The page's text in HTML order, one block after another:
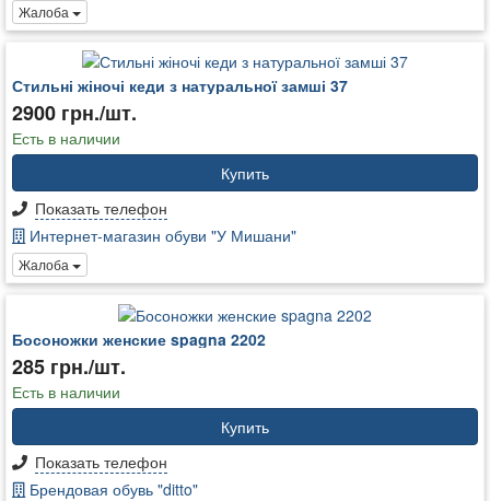
Жалоба
Стильні жіночі кеди з натуральної замші 37
2900 грн./шт.
Есть в наличии
Купить
Показать телефон
Интернет-магазин обуви "У Мишани"
Жалоба
Босоножки женские spagna 2202
285 грн./шт.
Есть в наличии
Купить
Показать телефон
Брендовая обувь "ditto"